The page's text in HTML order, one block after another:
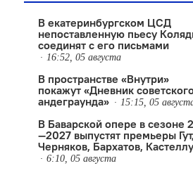
В екатеринбургском ЦСД
непоставленную пьесу
соединят с его письмами
16:52, 05 августа
В пространстве «Внутри»
покажут «Дневник
андеграунда»
15:15, 05
В Баварской опере в сезоне
—2027 выпустят премьеры Гут,
Черняков, Бархатов,
6:10, 05 августа